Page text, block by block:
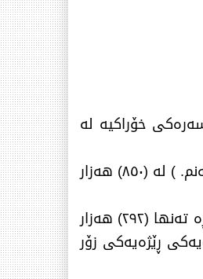
خۆراكیە لە
نیگەرانی خۆمانتان. پێڕادەگەیەنین و ناڕازین. لە دوا بڕیاری ئەنجومەنی وەزیرانی عێراق بەكەمكردنەوەی نرخی وەرگرتنی ( ١ گن گەنم. ) لە (٨٥٠) هەزار
وە كەمكردنەوەی بەشی جووتیارانی هەرێمی كوردستان لە (٧٠٠) هەزار (گن ) ەوە بۆ (٤٠٠) هەزار (گن ) لە كاتێكدا كە لە لە بڕە تەنها (٢٩٢) هەزار
ئەمەش ڕێژەیەكی ڕێژەیەكی زۆر